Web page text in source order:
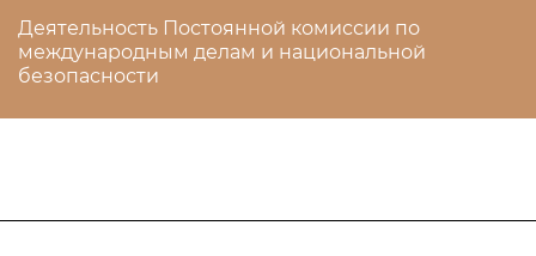
Деятельность Постоянной комиссии по
международным делам и национальной
безопасности